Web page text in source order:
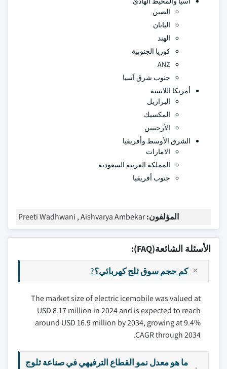
الصين
اليابان
الهند
كوريا الجنوبية
ANZ
جنوب شرق آسيا
أمريكا اللاتينية
البرازيل
المكسيك
الأرجنتين
الشرق الأوسط وأفريقيا
الامارات
المملكة العربية السعودية
جنوب أفريقيا
المؤلفون:Preeti Wadhwani , Aishvarya Ambekar
الأسئلة الشائعة(FAQ):
كم حجم سوق ثلج كهربائي؟?
The market size of electric icemobile was valued at
USD 8.17 million in 2024 and is expected to reach
around USD 16.9 million by 2034, growing at 9.4%
CAGR through 2034.
ما هو معدل نمو القطاع الترفيهي في صناعة ثلوج